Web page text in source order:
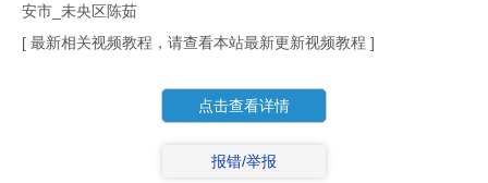
安市_未央区陈茹
[ 最新相关视频教程，请查看本站最新更新视频教程 ]
点击查看详情
报错/举报